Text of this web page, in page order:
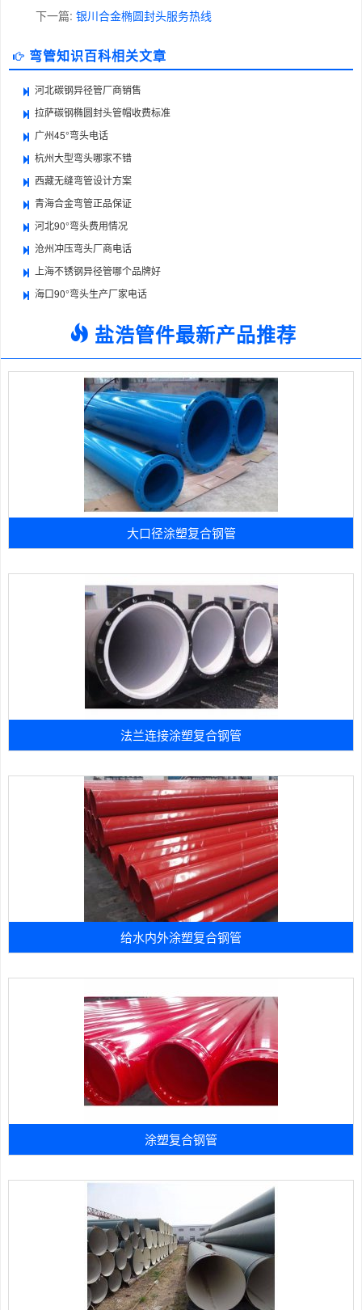
下一篇: 银川合金椭圆封头服务热线
弯管知识百科相关文章
河北碳钢异径管厂商销售
拉萨碳钢椭圆封头管帽收费标准
广州45°弯头电话
杭州大型弯头哪家不错
西藏无缝弯管设计方案
青海合金弯管正品保证
河北90°弯头费用情况
沧州冲压弯头厂商电话
上海不锈钢异径管哪个品牌好
海口90°弯头生产厂家电话
盐浩管件最新产品推荐
大口径涂塑复合钢管
法兰连接涂塑复合钢管
给水内外涂塑复合钢管
涂塑复合钢管